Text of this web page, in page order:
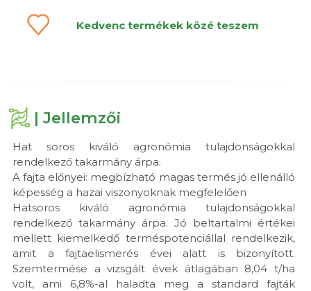
Kedvenc termékek közé teszem
| Jellemzői
Hat soros kiváló agronómia tulajdonságokkal
rendelkező takarmány árpa.
A fajta előnyei: megbízható magas termés jó ellenálló
képesség a hazai viszonyoknak megfelelően
Hatsoros kiváló agronómia tulajdonságokkal
rendelkező takarmány árpa. Jó beltartalmi értékei
mellett kiemelkedő terméspotenciállal rendelkezik,
amit a fajtaelismerés évei alatt is bizonyított.
Szemtermése a vizsgált évek átlagában 8,04 t/ha
volt, ami 6,8%-al haladta meg a standard fajták